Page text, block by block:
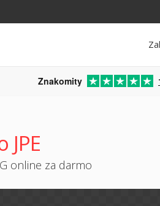
Znakomity
online za darmo